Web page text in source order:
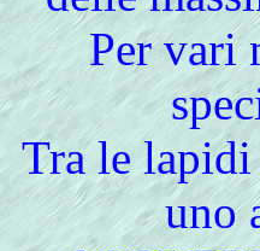
Per vari
Tra le
uno